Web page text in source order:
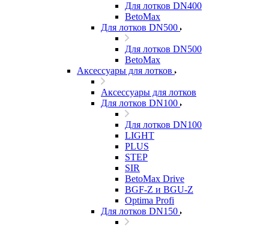
Для лотков DN400
BetoMax
Для лотков DN500
Для лотков DN500
BetoMax
Аксессуары для лотков
Аксессуары для лотков
Для лотков DN100
Для лотков DN100
LIGHT
PLUS
STEP
SIR
BetoMax Drive
BGF-Z и BGU-Z
Optima Profi
Для лотков DN150